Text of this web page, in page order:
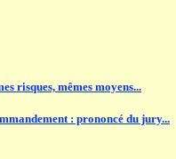
risques, mêmes moyens...
: prononcé du jury...